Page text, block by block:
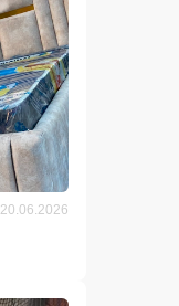
20.06.2026